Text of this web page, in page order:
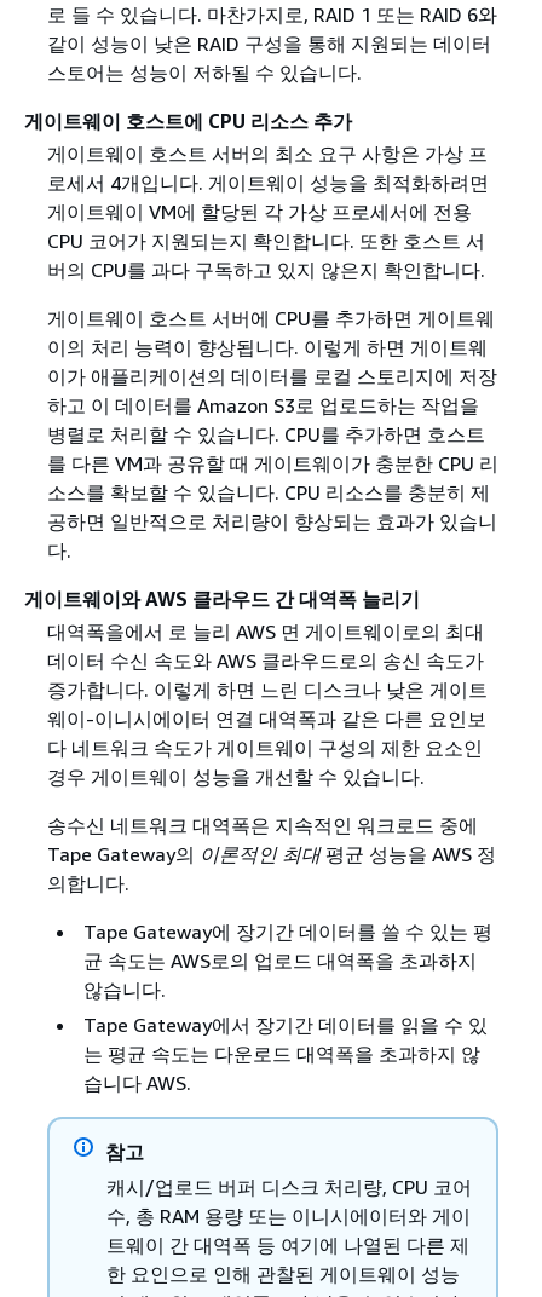
로 들 수 있습니다. 마찬가지로, RAID 1 또는 RAID 6와
같이 성능이 낮은 RAID 구성을 통해 지원되는 데이터
스토어는 성능이 저하될 수 있습니다.
게이트웨이 호스트에 CPU 리소스 추가
게이트웨이 호스트 서버의 최소 요구 사항은 가상 프
로세서 4개입니다. 게이트웨이 성능을 최적화하려면
게이트웨이 VM에 할당된 각 가상 프로세서에 전용
CPU 코어가 지원되는지 확인합니다. 또한 호스트 서
버의 CPU를 과다 구독하고 있지 않은지 확인합니다.
게이트웨이 호스트 서버에 CPU를 추가하면 게이트웨
이의 처리 능력이 향상됩니다. 이렇게 하면 게이트웨
이가 애플리케이션의 데이터를 로컬 스토리지에 저장
하고 이 데이터를 Amazon S3로 업로드하는 작업을
병렬로 처리할 수 있습니다. CPU를 추가하면 호스트
를 다른 VM과 공유할 때 게이트웨이가 충분한 CPU 리
소스를 확보할 수 있습니다. CPU 리소스를 충분히 제
공하면 일반적으로 처리량이 향상되는 효과가 있습니
다.
게이트웨이와 AWS 클라우드 간 대역폭 늘리기
대역폭을에서 로 늘리 AWS 면 게이트웨이로의 최대
데이터 수신 속도와 AWS 클라우드로의 송신 속도가
증가합니다. 이렇게 하면 느린 디스크나 낮은 게이트
웨이-이니시에이터 연결 대역폭과 같은 다른 요인보
다 네트워크 속도가 게이트웨이 구성의 제한 요소인
경우 게이트웨이 성능을 개선할 수 있습니다.
송수신 네트워크 대역폭은 지속적인 워크로드 중에
Tape Gateway의 이론적인 최대평균 성능을 AWS 정
의합니다.
Tape Gateway에 장기간 데이터를 쓸 수 있는 평
균 속도는 AWS로의 업로드 대역폭을 초과하지
않습니다.
Tape Gateway에서 장기간 데이터를 읽을 수 있
는 평균 속도는 다운로드 대역폭을 초과하지 않
습니다 AWS.
참고
캐시/업로드 버퍼 디스크 처리량, CPU 코어
수, 총 RAM 용량 또는 이니시에이터와 게이
트웨이 간 대역폭 등 여기에 나열된 다른 제
한 요인으로 인해 관찰된 게이트웨이 성능